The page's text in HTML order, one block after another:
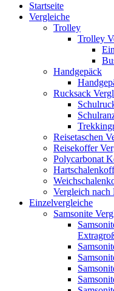
Startseite
Vergleiche
Trolley
Trolley
Handgepäck
Rucksack
Reisetaschen
Reisekoffer
Polycarbonat
Vergleich
Einzelvergleiche
Samsonite